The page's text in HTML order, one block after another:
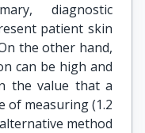
diagnostic
patient skin
the other hand,
can be high and
the value that a
of measuring (1.2
method